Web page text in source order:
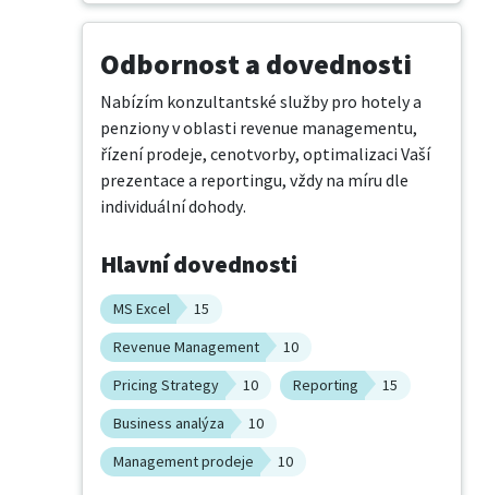
Odbornost a dovednosti
Nabízím konzultantské služby pro hotely a
penziony v oblasti revenue managementu,
řízení prodeje, cenotvorby, optimalizaci Vaší
prezentace a reportingu, vždy na míru dle
individuální dohody.
Hlavní dovednosti
MS Excel
15
Revenue Management
10
Pricing Strategy
10 Reporting
15
Business analýza
10
Management prodeje
10